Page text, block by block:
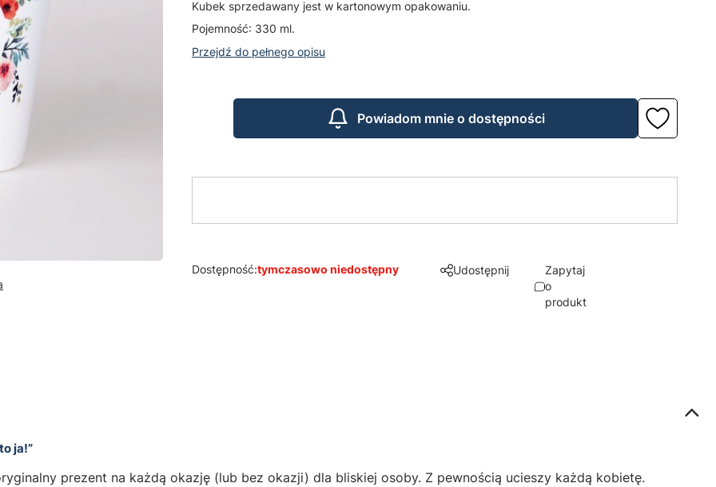
Kubek sprzedawany jest w kartonowym opakowaniu.
Pojemność: 330 ml.
Przejdź do pełnego opisu
Powiadom mnie o dostępności
Dostępność:tymczasowo niedostępny Udostępnij
Zapytaj
o
produkt
ja!”
prezent na każdą okazję (lub bez okazji) dla bliskiej osoby. Z pewnością ucieszy każdą kobietę.